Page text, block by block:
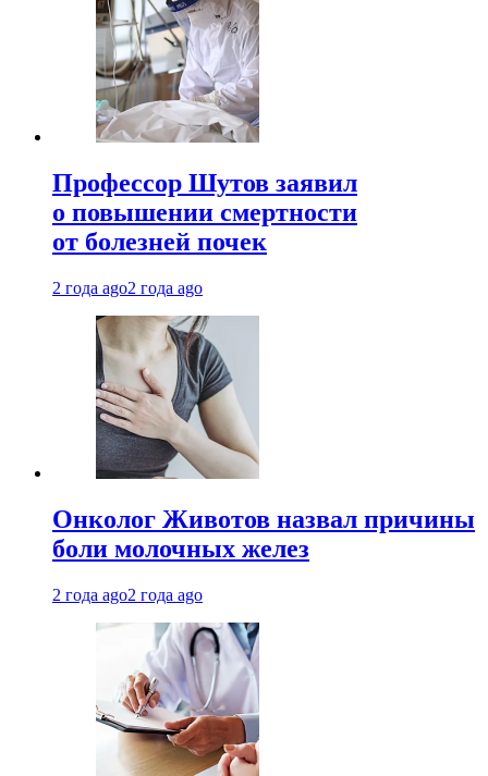
Профессор Шутов заявил
о повышении смертности
от болезней почек
2 года ago2 года ago
Онколог Животов назвал причины
боли молочных желез
2 года ago2 года ago